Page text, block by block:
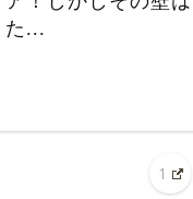
た...
1